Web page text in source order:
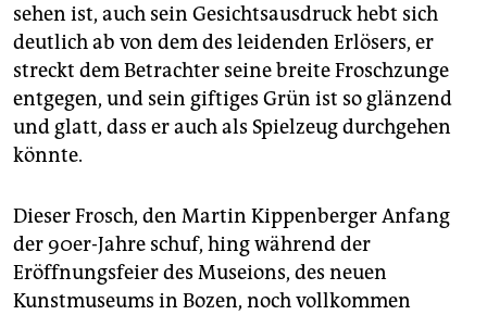
genossenschaft
epaper login
sehen ist, auch sein Gesichtsausdruck hebt sich
deutlich ab von dem des leidenden Erlösers, er
streckt dem Betrachter seine breite Froschzunge
entgegen, und sein giftiges Grün ist so glänzend
und glatt, dass er auch als Spielzeug durchgehen
könnte.
Dieser Frosch, den Martin Kippenberger Anfang
der 90er-Jahre schuf, hing während der
Eröffnungsfeier des Museions, des neuen
Kunstmuseums in Bozen, noch vollkommen